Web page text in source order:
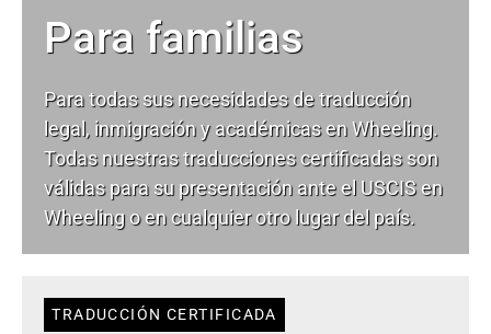
Para familias
Para todas sus necesidades detraducción
legal, inmigración y académicas en Wheeling.
Todas nuestras traducciones certificadas son
válidas para su presentación ante el USCIS en
Wheeling o en cualquier otro lugar del país.
TRADUCCIÓN CERTIFICADA